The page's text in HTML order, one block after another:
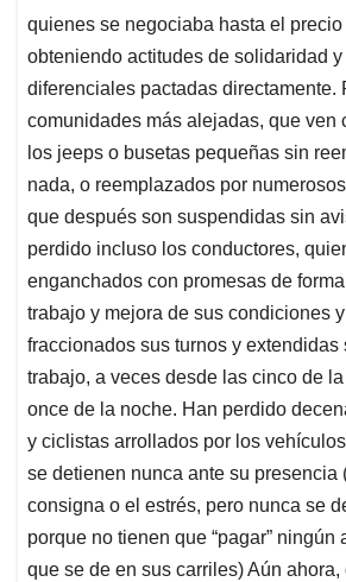
quienes se negociaba hasta el
obteniendo actitudes de solidaridad y
diferenciales pactadas directamente.
comunidades más alejadas, que ven
los jeeps o busetas pequeñas sin
nada, o reemplazados por
que después son suspendidas sin
perdido incluso los conductores,
enganchados con promesas de
trabajo y mejora de sus condiciones
fraccionados sus turnos y extendidas
trabajo, a veces desde las cinco de
once de la noche. Han perdido
y ciclistas arrollados por los
se detienen nunca ante su presencia
consigna o el estrés, pero nunca se
porque no tienen que “pagar” ningún
que se de en sus carriles) Aún ahora,